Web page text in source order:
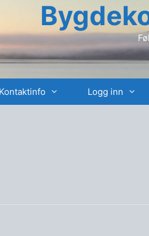
Kontaktinfo Logg inn